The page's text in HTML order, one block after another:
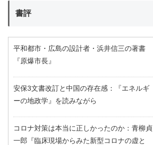
書評
平和都市・広島の設計者・浜井信三の著書
『原爆市長』
安保3文書改訂と中国の存在感：『エネルギ
ーの地政学』を読みながら
コロナ対策は本当に正しかったのか：青柳貞
一郎『臨床現場からみた新型コロナの虚と